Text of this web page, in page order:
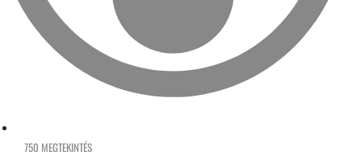
750 MEGTEKINTÉS